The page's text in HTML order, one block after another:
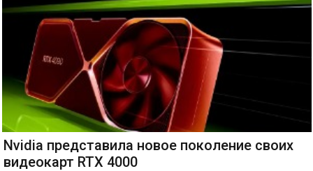
Nvidia представила новое поколение своих
видеокарт RTX 4000